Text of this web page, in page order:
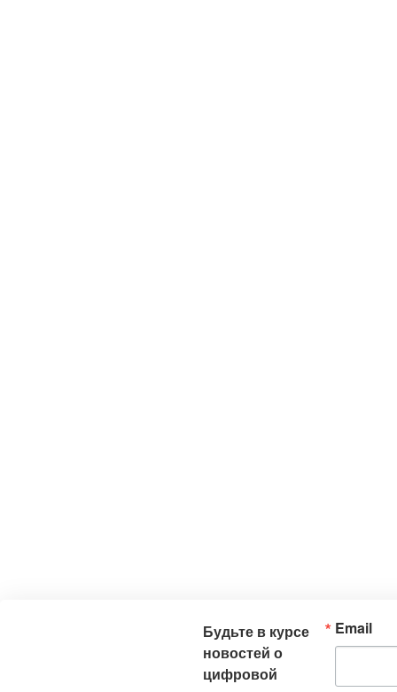
Будьте в курсе
новостей о
цифровой
Email